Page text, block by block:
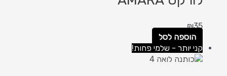
₪35
הוספה לסל
קני יותר - שלמי פחות!